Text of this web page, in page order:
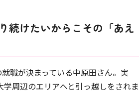
続けたいからこその「あえ
職が決まっている中原田さん。実
周辺のエリアへと引っ越しをされま